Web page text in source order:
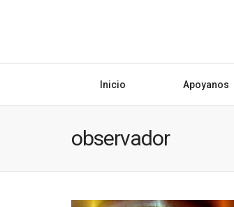
Inicio Apoyanos
observador